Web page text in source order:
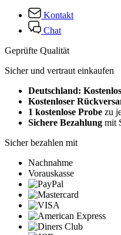
Kontakt
Chat
Geprüfte Qualität
Sicher und vertraut einkaufen
Deutschland:
Kostenloser
1 kostenlose Probe zu
Sichere Bezahlung mit
Sicher bezahlen mit
Nachnahme
Vorauskasse